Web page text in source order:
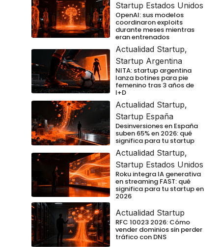
Startup Estados Unidos
OpenAI: sus modelos
coordinaron exploits
durante meses mientras
eran entrenados
Actualidad Startup,
Startup Argentina
NITA: startup argentina
lanza botines para pie
femenino tras 3 años de
I+D
Actualidad Startup,
Startup España
Desinversiones en España
suben 65% en 2026: qué
significa para tu startup
Actualidad Startup,
Startup Estados Unidos
Roku integra IA generativa
en streaming FAST: qué
significa para tu startup en
2026
Actualidad Startup
RFC 10023 2026: Cómo
vender dominios sin perder
tráfico con DNS